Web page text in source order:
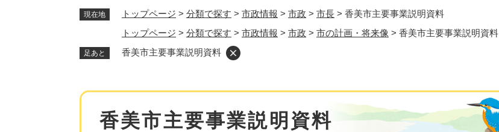
索
住民票・戸籍 税金 保険・年金
ごみ・環境・動物
産業振興 建設・上下水道 ごみ・環境
イベント・お祭り・特産品
市政への参加 コミュニティ・まちづくり 条例・規則
現在地 トップページ > 分類で探す > 市政情報 > 市政 > 市長 > 香美市主要事業説明資料
トップページ > 分類で探す > 市政情報 > 市政 > 市の計画・将来像 > 香美市主要事業説明資料
足あと 香美市主要事業説明資料
本
香美市主要事業説明資料